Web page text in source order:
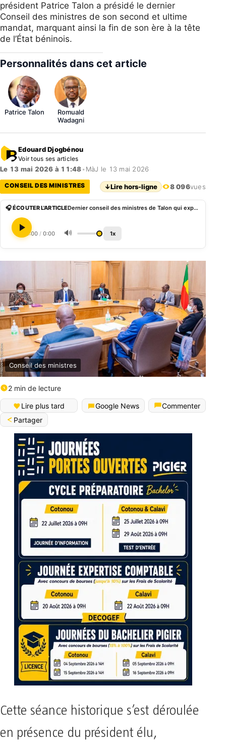
président Patrice Talon a présidé le dernier
Conseil des ministres de son second et ultime
mandat, marquant ainsi la fin de son ère à la tête
de l’État béninois.
Personnalités dans cet article
Patrice Talon
Romuald
Wadagni
Edouard Djogbénou
Voir tous ses articles
Le 13 mai 2026 à 11:48• MàJ le 13 mai 2026
CONSEIL DES MINISTRES ↓Lire hors-ligne 8 096vues
🎧 ÉCOUTER L'ARTICLE Dernier conseil des ministres de Talon qui exprime sa gratitude aux membres de son gouvernement
0:00 / 0:00 🔊 1x
Conseil des ministres
2 min de lecture
Lire plus tard Google News
Commenter
Partager
Cette séance historique s’est déroulée
en présence du président élu,